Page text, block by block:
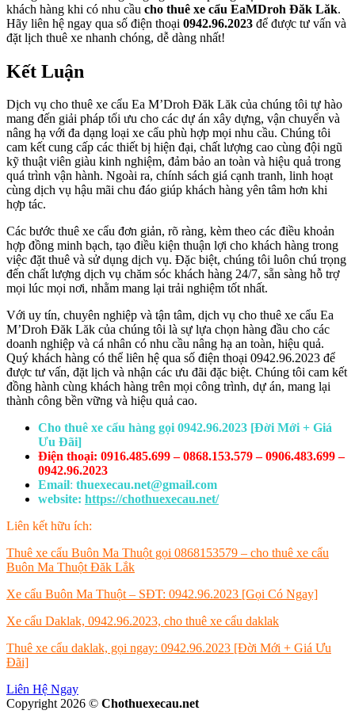
khách hàng khi có nhu cầu cho thuê xe cẩu EaMDroh Đăk Lăk.
Hãy liên hệ ngay qua số điện thoại 0942.96.2023 để được tư vấn và
đặt lịch thuê xe nhanh chóng, dễ dàng nhất!
Kết Luận
Dịch vụ cho thuê xe cẩu Ea M’Droh Đăk Lăk của chúng tôi tự hào
mang đến giải pháp tối ưu cho các dự án xây dựng, vận chuyển và
nâng hạ với đa dạng loại xe cẩu phù hợp mọi nhu cầu. Chúng tôi
cam kết cung cấp các thiết bị hiện đại, chất lượng cao cùng đội ngũ
kỹ thuật viên giàu kinh nghiệm, đảm bảo an toàn và hiệu quả trong
quá trình vận hành. Ngoài ra, chính sách giá cạnh tranh, linh hoạt
cùng dịch vụ hậu mãi chu đáo giúp khách hàng yên tâm hơn khi
hợp tác.
Các bước thuê xe cẩu đơn giản, rõ ràng, kèm theo các điều khoản
hợp đồng minh bạch, tạo điều kiện thuận lợi cho khách hàng trong
việc đặt thuê và sử dụng dịch vụ. Đặc biệt, chúng tôi luôn chú trọng
đến chất lượng dịch vụ chăm sóc khách hàng 24/7, sẵn sàng hỗ trợ
mọi lúc mọi nơi, nhằm mang lại trải nghiệm tốt nhất.
Với uy tín, chuyên nghiệp và tận tâm, dịch vụ cho thuê xe cẩu Ea
M’Droh Đăk Lăk của chúng tôi là sự lựa chọn hàng đầu cho các
doanh nghiệp và cá nhân có nhu cầu nâng hạ an toàn, hiệu quả.
Quý khách hàng có thể liên hệ qua số điện thoại 0942.96.2023 để
được tư vấn, đặt lịch và nhận các ưu đãi đặc biệt. Chúng tôi cam kết
đồng hành cùng khách hàng trên mọi công trình, dự án, mang lại
thành công bền vững và hiệu quả cao.
Cho thuê xe cẩu hàng gọi 0942.96.2023 [Đời Mới + Giá
Ưu Đãi]
Điện thoại: 0916.485.699 – 0868.153.579 – 0906.483.699 –
0942.96.2023
Email: thuexecau.net@gmail.com
website: https://chothuexecau.net/
Liên kết hữu ích:
Thuê xe cẩu Buôn Ma Thuột gọi 0868153579 – cho thuê xe cẩu
Buôn Ma Thuột Đăk Lắk
Xe cẩu Buôn Ma Thuột – SĐT: 0942.96.2023 [Gọi Có Ngay]
Xe cẩu Daklak, 0942.96.2023, cho thuê xe cẩu daklak
Thuê xe cẩu daklak, gọi ngay: 0942.96.2023 [Đời Mới + Giá Ưu
Đãi]
Liên Hệ Ngay
Copyright 2026 © Chothuexecau.net